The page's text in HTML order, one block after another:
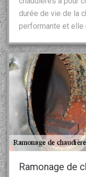
durée de vie de la
performante et elle
Ramonage de